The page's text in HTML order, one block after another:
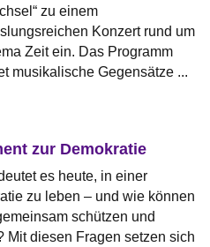
zu einem
Konzert rund um
Zeit ein. Das Programm
musikalische Gegensätze ...
zur Demokratie
es heute, in einer
zu leben – und wie können
schützen und
Mit diesen Fragen setzen sich